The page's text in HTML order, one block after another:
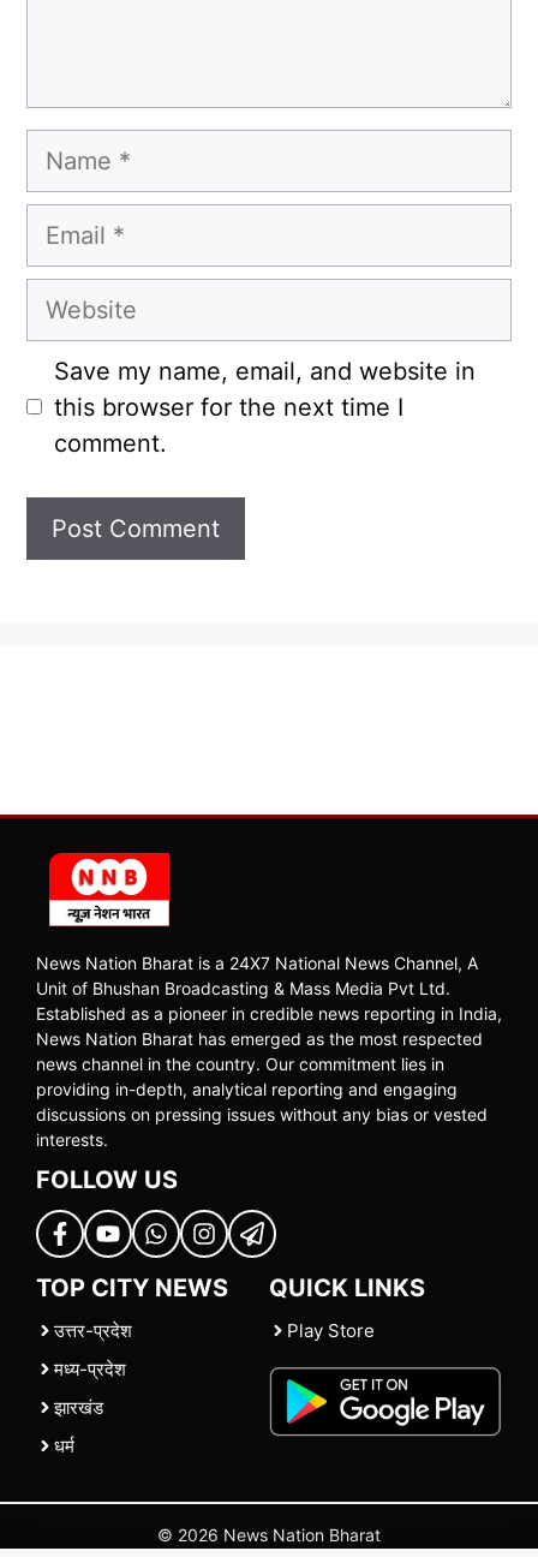
Name
Email
Website
Save my name, email, and website in
this browser for the next time I
comment.
News Nation Bharat is a 24X7 National News Channel, A
Unit of Bhushan Broadcasting & Mass Media Pvt Ltd.
Established as a pioneer in credible news reporting in India,
News Nation Bharat has emerged as the most respected
news channel in the country. Our commitment lies in
providing in-depth, analytical reporting and engaging
discussions on pressing issues without any bias or vested
interests.
FOLLOW US
TOP CITY NEWS
उत्तर-प्रदेश
मध्य-प्रदेश
झारखंड
धर्म
QUICK LINKS
Play Store
© 2026 News Nation Bharat